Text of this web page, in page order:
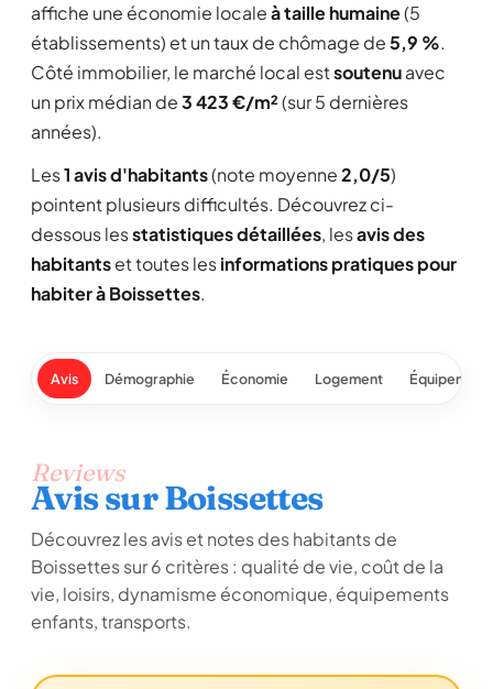
affiche une économie localeà taille humaine(5
établissements) et un taux de chômage de5,9 %.
Côté immobilier, le marché local estsoutenuavec
un prix médian de3 423 €/m²(sur 5 dernières
années).
Les1 avis d'habitants(note moyenne2,0/5)
pointent plusieurs difficultés. Découvrez ci-
dessous lesstatistiques détaillées, lesavis des
habitantset toutes lesinformations pratiques pour
habiter à Boissettes.
Avis Démographie Économie Logement
Reviews
Avis sur Boissettes
Découvrez les avis et notes des habitants de
Boissettes sur 6 critères : qualité de vie, coût de la
vie, loisirs, dynamisme économique, équipements
enfants, transports.